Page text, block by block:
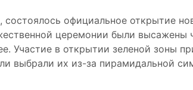
, состоялось официальное открытие
церемонии были высажены
Участие в открытии зеленой зоны
выбрали их из-за пирамидальной